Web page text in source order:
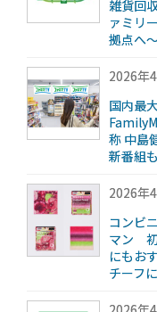
雑貨回
ァミリ
拠点へ
2026年
国内最
称 中島
新番組
2026年
コンビ
マン 初
にもお
チーフ